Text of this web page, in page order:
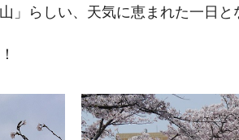
」らしい、天気に恵まれた一日と